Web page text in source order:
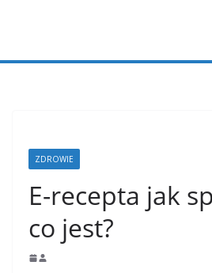
ZDROWIE
E-recepta jak
co jest?